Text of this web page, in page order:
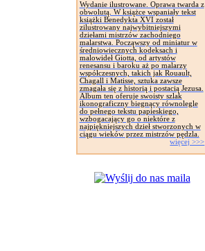
Wydanie ilustrowane. Oprawa twarda z
obwolutą. W książce wspaniały tekst
książki Benedykta XVI został
zilustrowany najwybitniejszymi
dziełami mistrzów zachodniego
malarstwa. Począwszy od miniatur w
średniowiecznych kodeksach i
malowideł Giotta, od artystów
renesansu i baroku aż po malarzy
współczesnych, takich jak Rouault,
Chagall i Matisse, sztuka zawsze
zmagała się z historią i postacią Jezusa.
Album ten oferuje swoisty szlak
ikonograficzny biegnący równolegle
do pełnego tekstu papieskiego,
wzbogacający go o niektóre z
najpiękniejszych dzieł stworzonych w
ciągu wieków przez mistrzów pędzla.
więcej >>>